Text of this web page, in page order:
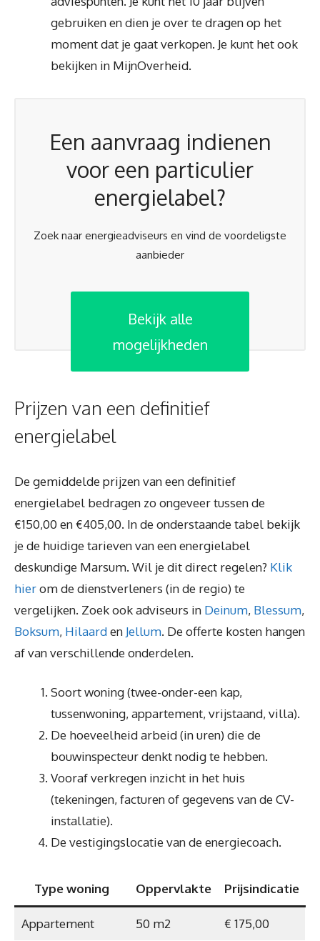
gebruiken en dien je over te dragen op het
moment dat je gaat verkopen. Je kunt het ook
bekijken in MijnOverheid.
Een aanvraag indienen
voor een particulier
energielabel?
Zoek naar energieadviseurs en vind de voordeligste
aanbieder
Bekijk alle
mogelijkheden
Prijzen van een definitief
energielabel
De gemiddelde prijzen van een definitief
energielabel bedragen zo ongeveer tussen de
€150,00 en €405,00. In de onderstaande tabel bekijk
je de huidige tarieven van een energielabel
deskundige Marsum. Wil je dit direct regelen? Klik
hierom de dienstverleners (in de regio) te
vergelijken. Zoek ook adviseurs in Deinum, Blessum,
Boksum, Hilaarden Jellum. De offerte kosten hangen
af van verschillende onderdelen.
Soort woning (twee-onder-een kap,
tussenwoning, appartement, vrijstaand, villa).
De hoeveelheid arbeid (in uren) die de
bouwinspecteur denkt nodig te hebben.
Vooraf verkregen inzicht in het huis
(tekeningen, facturen of gegevens van de CV-
installatie).
De vestigingslocatie van de energiecoach.
Type woning Oppervlakte Prijsindicatie
Appartement 50 m2 € 175,00